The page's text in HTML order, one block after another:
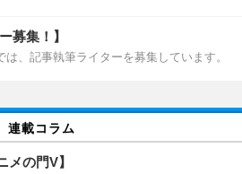
募集！】
は、記事執筆ライターを募集しています。
連載コラム
メの門V】